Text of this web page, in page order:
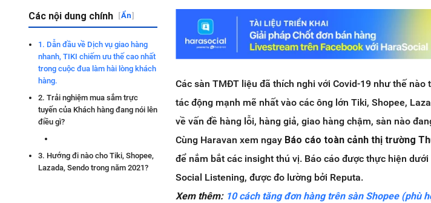
Các nội dung chính [Ẩn]
1. Dẫn đầu về Dịch vụ giao hàng
nhanh, TIKI chiếm ưu thế cao nhất
trong cuộc đua làm hài lòng khách
hàng.
2. Trải nghiệm mua sắm trực
tuyến của Khách hàng đang nói lên
điều gì?
3. Hướng đi nào cho Tiki, Shopee,
Lazada, Sendo trong năm 2021?
Các sàn TMĐT liệu đã thích nghi với Covid-19 như thế nào
tác động mạnh mẽ nhất vào các ông lớn Tiki, Shopee,
về vấn đề hàng lỗi, hàng giả, giao hàng chậm, sàn nào
Cùng Haravan xem ngay Báo cáo toàn cảnh thị trường
để nắm bắt các insight thú vị. Báo cáo được thực hiện
Social Listening, được đo lường bởi Reputa.
Xem thêm: 10 cách tăng đơn hàng trên sàn Shopee (phù